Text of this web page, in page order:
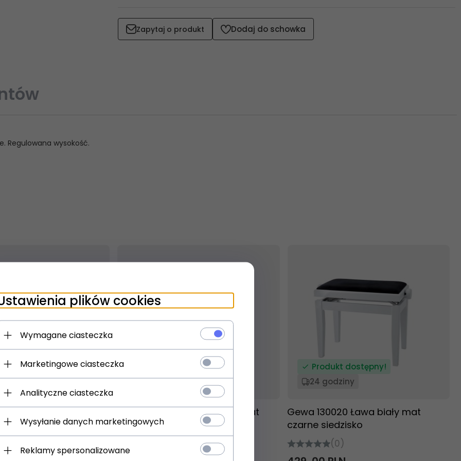
Zapytaj o produkt Dodaj do schowka
Regulowana wysokość.
dostępny!
Ława pianinowa
Produkt dostępny!
24 godziny
Gewa 130000 Ława czarny mat
welur czarny
Produkt dostępny!
24 godziny
Gewa 130020 Ława biały mat
czarne siedzisko
(0)
plików cookies
Wymagane ciasteczka
Marketingowe ciasteczka
Analityczne ciasteczka
Wysyłanie danych marketingowych
Reklamy spersonalizowane